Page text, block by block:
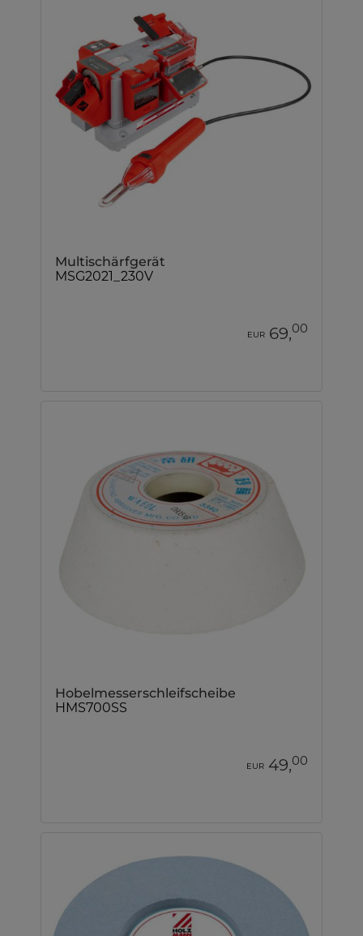
Multischärfgerät
MSG2021_230V
EUR 69,00
Hobelmesserschleifscheibe
HMS700SS
EUR 49,00